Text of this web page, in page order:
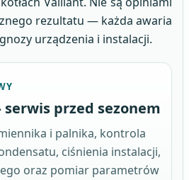
rezultatu — każda awaria
urządzenia i instalacji.
serwis przed sezonem
i palnika, kontrola
ciśnienia instalacji,
oraz pomiar parametrów